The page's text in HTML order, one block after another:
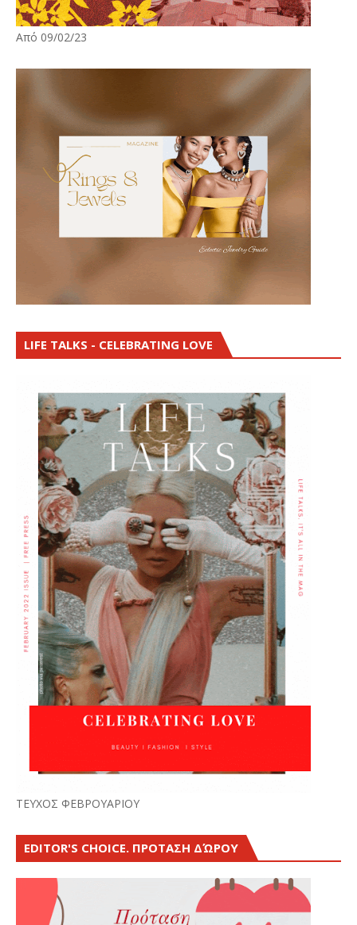
Από 09/02/23
LIFE TALKS - CELEBRATING LOVE
ΤΕΥΧΟΣ ΦΕΒΡΟΥΑΡΙΟΥ
EDITOR'S CHOICE. ΠΡΟΤΑΣΗ ΔΏΡΟΥ